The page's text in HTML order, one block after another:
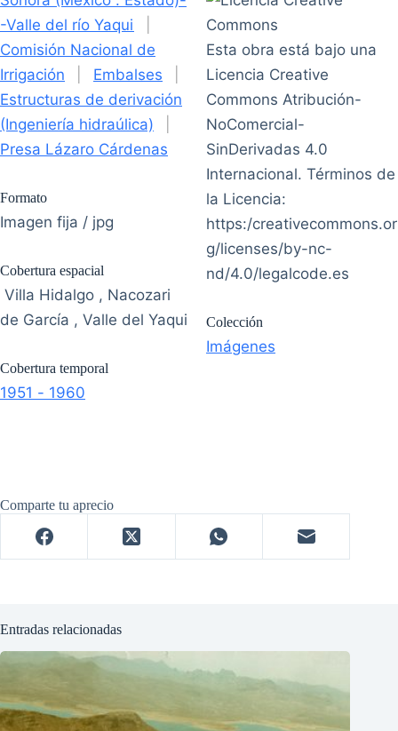
-Valle del río Yaqui
Comisión Nacional de
Irrigación
Embalses
Estructuras de derivación
(Ingeniería hidraúlica)
Presa Lázaro Cárdenas
Formato
Imagen fija / jpg
Cobertura espacial
Villa Hidalgo , Nacozari
de García , Valle del Yaqui
Cobertura temporal
1951 - 1960
Esta obra está bajo una
Licencia Creative
Commons Atribución-
NoComercial-
SinDerivadas 4.0
Internacional. Términos de
la Licencia:
https:/creativecommons.or
g/licenses/by-nc-
nd/4.0/legalcode.es
Colección
Imágenes
Comparte tu aprecio
Entradas relacionadas